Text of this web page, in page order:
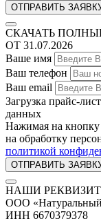
СКАЧАТЬ
ОТ 31.07.2026
Ваше имя
Ваш телефон
Ваш email
Загрузка прайс-
данных
Нажимая на
на обработку
политикой
НАШИ
ООО «Натуральный
ИНН 6670379378